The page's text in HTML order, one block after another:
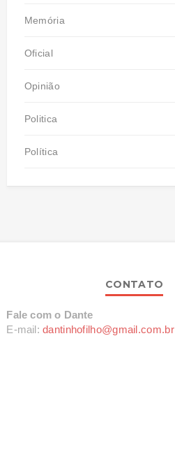
Memória
Oficial
Opinião
Politica
Política
CONTATO
Fale com o Dante
E-mail: dantinhofilho@gmail.com.br